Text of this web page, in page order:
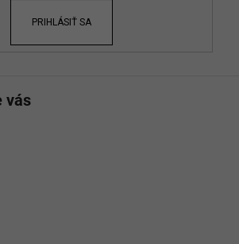
PRIHLÁSIŤ SA
vás